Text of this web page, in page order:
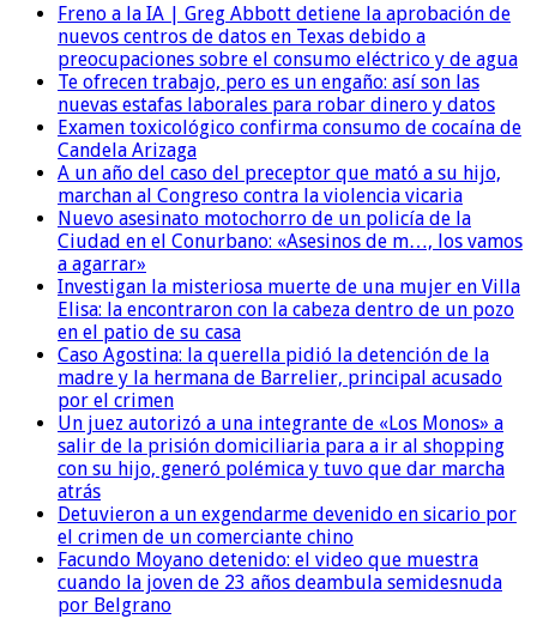
Freno a la IA | Greg Abbott detiene la aprobación de
nuevos centros de datos en Texas debido a
preocupaciones sobre el consumo eléctrico y de agua
Te ofrecen trabajo, pero es un engaño: así son las
nuevas estafas laborales para robar dinero y datos
Examen toxicológico confirma consumo de cocaína de
Candela Arizaga
A un año del caso del preceptor que mató a su hijo,
marchan al Congreso contra la violencia vicaria
Nuevo asesinato motochorro de un policía de la
Ciudad en el Conurbano: «Asesinos de m…, los vamos
a agarrar»
Investigan la misteriosa muerte de una mujer en Villa
Elisa: la encontraron con la cabeza dentro de un pozo
en el patio de su casa
Caso Agostina: la querella pidió la detención de la
madre y la hermana de Barrelier, principal acusado
por el crimen
Un juez autorizó a una integrante de «Los Monos» a
salir de la prisión domiciliaria para a ir al shopping
con su hijo, generó polémica y tuvo que dar marcha
atrás
Detuvieron a un exgendarme devenido en sicario por
el crimen de un comerciante chino
Facundo Moyano detenido: el video que muestra
cuando la joven de 23 años deambula semidesnuda
por Belgrano